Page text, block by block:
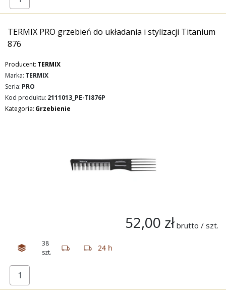
TERMIX PRO grzebień do układania i stylizacji Titanium
876
Producent: TERMIX
Marka: TERMIX
Seria: PRO
Kod produktu: 2111013_PE-TI876P
Kategoria: Grzebienie
52,00 zł brutto / szt.
38
szt.
24 h